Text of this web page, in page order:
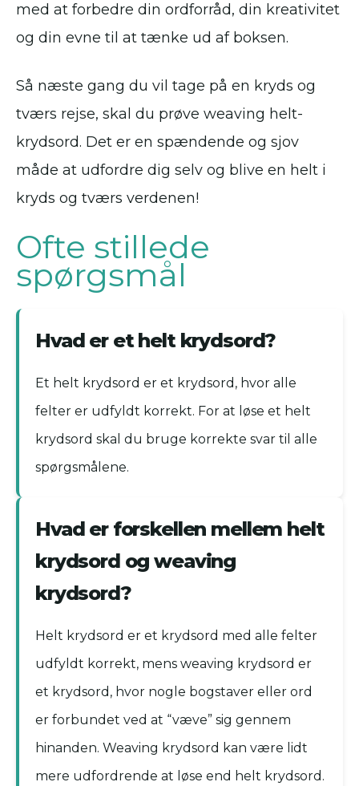
med at forbedre din ordforråd, din kreativitet
og din evne til at tænke ud af boksen.
Så næste gang du vil tage på en kryds og
tværs rejse, skal du prøve weaving helt-
krydsord. Det er en spændende og sjov
måde at udfordre dig selv og blive en helt i
kryds og tværs verdenen!
Ofte stillede
spørgsmål
Hvad er et helt krydsord?
Et helt krydsord er et krydsord, hvor alle
felter er udfyldt korrekt. For at løse et helt
krydsord skal du bruge korrekte svar til alle
spørgsmålene.
Hvad er forskellen mellem helt
krydsord og weaving
krydsord?
Helt krydsord er et krydsord med alle felter
udfyldt korrekt, mens weaving krydsord er
et krydsord, hvor nogle bogstaver eller ord
er forbundet ved at “væve” sig gennem
hinanden. Weaving krydsord kan være lidt
mere udfordrende at løse end helt krydsord.